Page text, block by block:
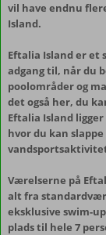
vil have endnu
Island.
Eftalia Island er
adgang til, når du
poolområder og
det også her, du
Eftalia Island
hvor du kan
Værelserne på
alt fra
eksklusive swim-
plads til hele 7